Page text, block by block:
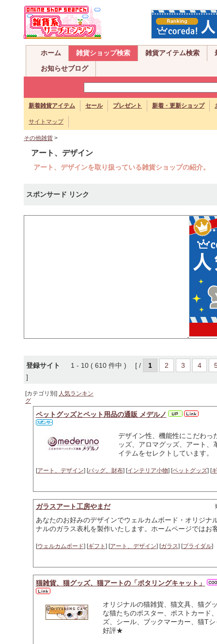
ホーム 雑貨ショップ検索 雑貨アイテム検索
お知らせブログ
新着雑貨アイテム セール プレゼント 新着・更新ショップ
サイトマップ
その他雑貨 >
アート、デザイン
アート、デザインを取り扱っている雑貨ショップの紹介。
スポンサード リンク
登録サイト 1 - 10 ( 610 件中 ) [ / 1 2 3 4
]
[カテゴリ別] 人気ランキン
グ
ペットグッズとペット用品の通販 メデルノ
デザイン性、機能性にこだわっ
ッズ、アロマグッズ、アート
イテムをセレクトしています。
[アート、デザイン] [バッグ、財布] [インテリア小物] [ペットグッズ] [
ガラスアート工房やまだ
あなたのお好みのデザインでウェルカムボード・オリジ
ナルのガラス表札を製作いたします。ホームページではお
[ウェルカムボード] [ギフト ] [アート、デザイン] [ガラス] [ブライダル]
猫雑貨、猫グッズ、猫アートの「ポタリングキャット」
オリジナルの猫雑貨、猫文具、猫グ
な猫たちのポスター、ポストカード
ズ、シール、ブックマーカー、猫T
好評★